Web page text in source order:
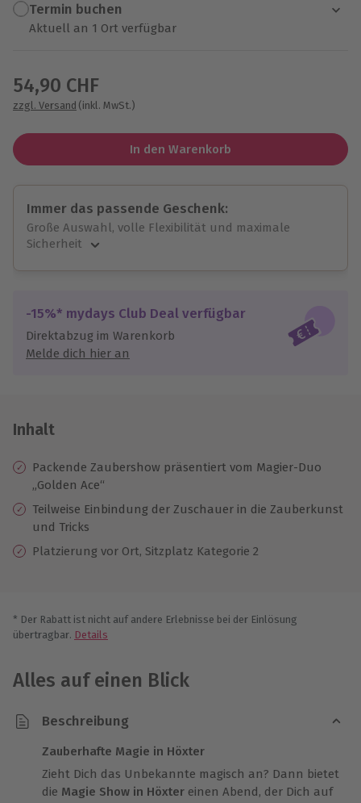
Termin buchen
Aktuell an 1 Ort verfügbar
54,90 CHF
zzgl. Versand (inkl. MwSt.)
In den Warenkorb
Immer das passende Geschenk:
Große Auswahl, volle Flexibilität und maximale
Sicherheit
Jeder Gutschein für alle Erlebnisse einlösbar.
Maximale Sicherheit
10 Jahre gültig & verlängerbar.
-15%* mydays Club Deal verfügbar
Direktabzug im Warenkorb
Melde dich hier an
Inhalt
Packende Zaubershow präsentiert vom Magier-Duo
„Golden Ace“
Teilweise Einbindung der Zuschauer in die Zauberkunst
und Tricks
Platzierung vor Ort, Sitzplatz Kategorie 2
* Der Rabatt ist nicht auf andere Erlebnisse bei der Einlösung
übertragbar. Details
Alles auf einen Blick
Beschreibung
Zauberhafte Magie in Höxter
Zieht Dich das Unbekannte magisch an? Dann bietet
die Magie Show in Höxter einen Abend, der Dich auf